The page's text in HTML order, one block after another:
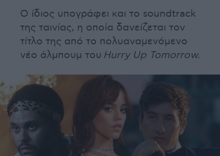
Ο ίδιος υπογράφει και το soundtrack
της ταινίας, η οποία δανείζεται τον
τίτλο της από το πολυαναμενόμενο
νέο άλμπουμ του Hurry Up Tomorrow.